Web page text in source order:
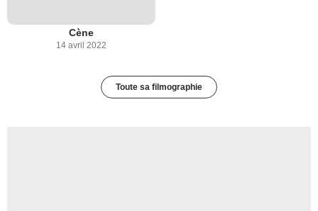
Cène
14 avril 2022
Toute sa filmographie